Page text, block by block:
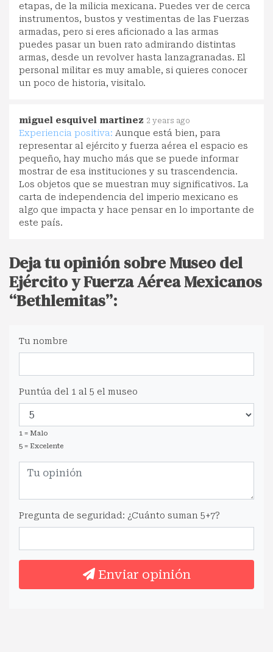
etapas, de la milicia mexicana. Puedes ver de cerca
instrumentos, bustos y vestimentas de las Fuerzas
armadas, pero si eres aficionado a las armas
puedes pasar un buen rato admirando distintas
armas, desde un revolver hasta lanzagranadas. El
personal militar es muy amable, si quieres conocer
un poco de historia, visitalo.
miguel esquivel martinez 2 years ago
Experiencia positiva: Aunque está bien, para
representar al ejército y fuerza aérea el espacio es
pequeño, hay mucho más que se puede informar
mostrar de esa instituciones y su trascendencia.
Los objetos que se muestran muy significativos. La
carta de independencia del imperio mexicano es
algo que impacta y hace pensar en lo importante de
este país.
Deja tu opinión sobre Museo del
Ejército y Fuerza Aérea Mexicanos
“Bethlemitas”:
Tu nombre
Puntúa del 1 al 5 el museo
1 = Malo
5 = Excelente
Pregunta de seguridad: ¿Cuánto suman 5+7?
Enviar opinión